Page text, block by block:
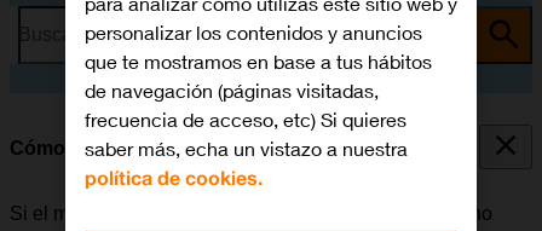
Busca por problema o tema
Cómo restablecer la configuración predeterminada
Si el móvil reacciona lentamente o de alguna manera no
personalizar los contenidos y anuncios
que te mostramos en base a tus hábitos
de navegación (páginas visitadas,
frecuencia de acceso, etc) Si quieres
saber más, echa un vistazo a nuestra
política de cookies.